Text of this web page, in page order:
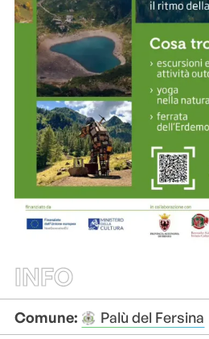
INFO
Comune: Palù del Fersina